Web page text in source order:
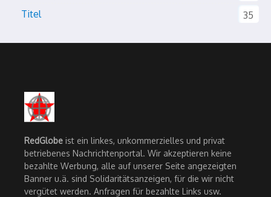
Titel
35
RedGlobe ist ein linkes, unkommerzielles und privat
betriebenes Nachrichtenportal. Wir akzeptieren keine
bezahlte Werbung, alle auf unserer Seite angezeigten
Banner u.ä. sind Solidaritätsanzeigen, für die wir nicht
vergütet werden. Anfragen für bezahlte Links usw.